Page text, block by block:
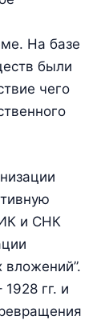
На базе
были
чего
и СНК
вложений”.
гг. и